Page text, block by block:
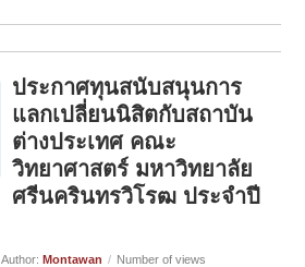
ประกาศทุนสนับสนุนการ
แลกเปลี่ยนนิสิตกับสถาบัน
ต่างประเทศ คณะ
วิทยาศาสตร์ มหาวิทยาลัย
ศรีนครินทรวิโรฒ ประจำปี
Author:Montawan / Number of views